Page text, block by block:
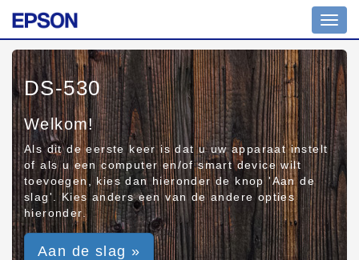
DS-530
Welkom!
Als dit de eerste keer is dat u uw apparaat instelt
of als u een computer en/of smart device wilt
toevoegen, kies dan hieronder de knop 'Aan de
slag'. Kies anders een van de andere opties
hieronder.
Aan de slag »